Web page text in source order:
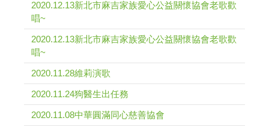
2020.12.13新北市麻吉家族愛心公益關懷協會老歌歡
唱~
2020.12.13新北市麻吉家族愛心公益關懷協會老歌歡
唱~
2020.11.28維莉演歌
2020.11.24狗醫生出任務
2020.11.08中華圓滿同心慈善協會